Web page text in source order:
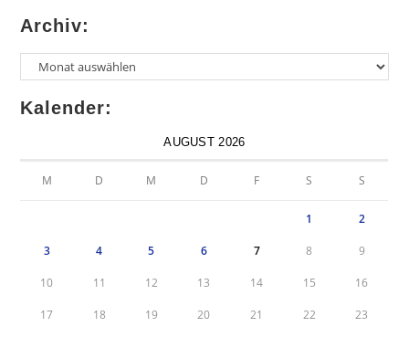
Archiv:
Kalender:
AUGUST 2026
M D M D F S S
1 2
3 4 5 6 7 8 9
10 11 12 13 14 15 16
17 18 19 20 21 22 23